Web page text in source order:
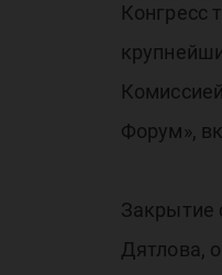
Конгресс
Форум»,
Закрытие
Дятлова,